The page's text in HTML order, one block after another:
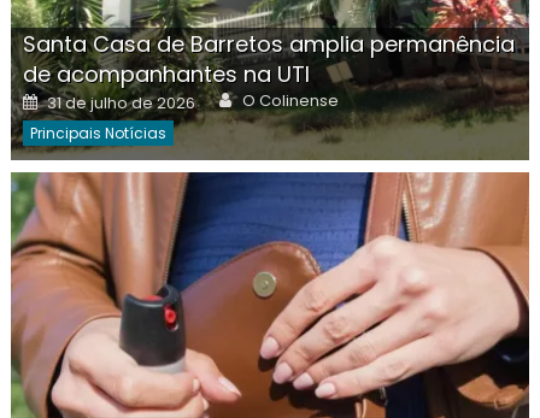
Santa Casa de Barretos amplia permanência
de acompanhantes na UTI
Posted
on
31 de julho de 2026 Author
O Colinense
Principais Notícias